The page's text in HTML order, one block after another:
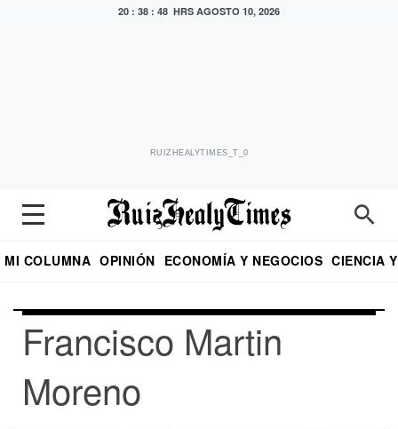
20 : 38 : 49 HRS AGOSTO 10, 2026
RUIZHEALYTIMES_T_0
MI COLUMNA OPINIÓN ECONOMÍA Y NEGOCIOS CIENCIA
Francisco Martin
Moreno